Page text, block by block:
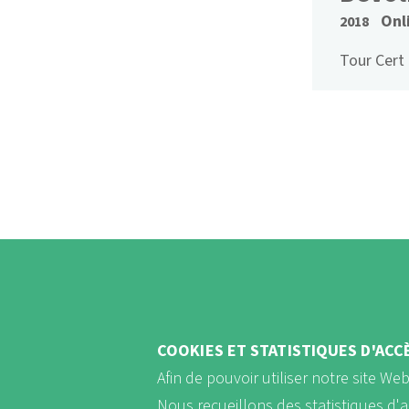
2018
Tour
COOKIES ET STATISTIQUES
Afin de pouvoir utiliser notre site